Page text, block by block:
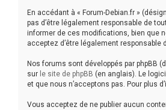
En accédant à « Forum-Debian.fr »
pas d’être légalement responsable de
informer de ces modifications, bien que
acceptez d’être légalement
Nos forums sont développés par phpBB
sur le site de phpBB (en anglais). Le
et que nous n’acceptons pas. Pour plus
Vous acceptez de ne publier aucun